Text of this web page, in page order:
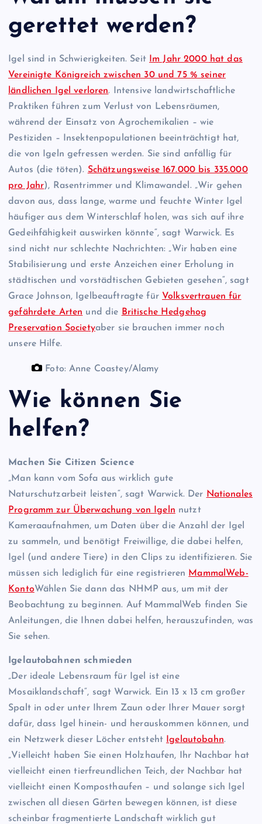
gerettet werden?
Igel sind in Schwierigkeiten. Seit
Im Jahr 2000 hat das
Vereinigte Königreich zwischen 30 und 75 % seiner
ländlichen Igel verloren. Intensive landwirtschaftliche
Praktiken führen zum Verlust von Lebensräumen,
während der Einsatz von Agrochemikalien – wie
Pestiziden – Insektenpopulationen beeinträchtigt hat,
die von Igeln gefressen werden. Sie sind anfällig für
Autos (die töten). Schätzungsweise 167.000 bis 335.000
pro Jahr), Rasentrimmer und Klimawandel. „Wir gehen
davon aus, dass lange, warme und feuchte Winter Igel
häufiger aus dem Winterschlaf holen, was sich auf ihre
Gedeihfähigkeit auswirken könnte“, sagt Warwick. Es
sind nicht nur schlechte Nachrichten: „Wir haben eine
Stabilisierung und erste Anzeichen einer Erholung in
städtischen und vorstädtischen Gebieten gesehen“, sagt
Grace Johnson, Igelbeauftragte für Volksvertrauen für
gefährdete Arten und die Britische Hedgehog
Preservation Societyaber sie brauchen immer noch
unsere Hilfe.
Foto: Anne Coastey/Alamy
Wie können Sie
helfen?
Machen Sie Citizen Science
„Man kann vom Sofa aus wirklich gute
Naturschutzarbeit leisten“, sagt Warwick. Der Nationales
Programm zur Überwachung von Igeln nutzt
Kameraaufnahmen, um Daten über die Anzahl der Igel
zu sammeln, und benötigt Freiwillige, die dabei helfen,
Igel (und andere Tiere) in den Clips zu identifizieren. Sie
müssen sich lediglich für eine registrieren MammalWeb-
KontoWählen Sie dann das NHMP aus, um mit der
Beobachtung zu beginnen. Auf MammalWeb finden Sie
Anleitungen, die Ihnen dabei helfen, herauszufinden, was
Sie sehen.
Igelautobahnen schmieden
„Der ideale Lebensraum für Igel ist eine
Mosaiklandschaft“, sagt Warwick. Ein 13 x 13 cm großer
Spalt in oder unter Ihrem Zaun oder Ihrer Mauer sorgt
dafür, dass Igel hinein- und herauskommen können, und
ein Netzwerk dieser Löcher entsteht
Igelautobahn.
„Vielleicht haben Sie einen Holzhaufen, Ihr Nachbar hat
vielleicht einen tierfreundlichen Teich, der Nachbar hat
vielleicht einen Komposthaufen – und solange sich Igel
zwischen all diesen Gärten bewegen können, ist diese
scheinbar fragmentierte Landschaft wirklich gut